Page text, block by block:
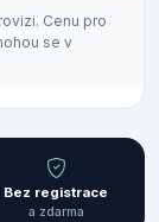
Cenu pro
se v
Bez registrace
a zdarma